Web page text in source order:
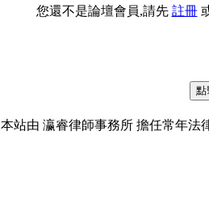
您還不是論壇會員,請先 註冊
本站由 瀛睿律師事務所 擔任常年法